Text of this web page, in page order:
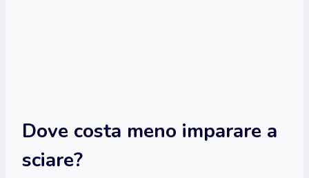
Dove costa meno imparare a
sciare?